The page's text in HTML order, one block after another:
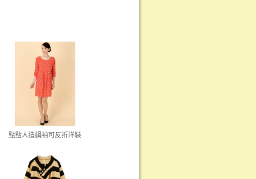
點點人造絹袖可反折洋裝